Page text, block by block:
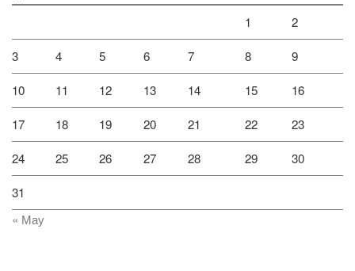
1 2
3 4 5 6 7 8 9
10 11 12 13 14 15 16
17 18 19 20 21 22 23
24 25 26 27 28 29 30
31
« Мау